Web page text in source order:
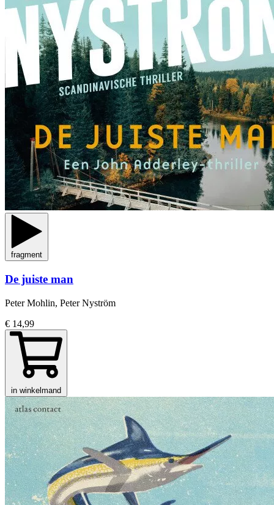
fragment
De juiste man
Peter Mohlin, Peter Nyström
€ 14,99
in winkelmand